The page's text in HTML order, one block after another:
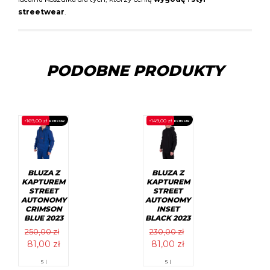
streetwear
PODOBNE PRODUKTY
PROMOCJA!
-169,00 zł
BLUZA Z
KAPTUREM
STREET
AUTONOMY
CRIMSON
BLUE 2023
250,00zł
Pierwotna
81,00 złAktualna
Ten
S |
PROMOCJA!
-149,00 zł
BLUZA Z
KAPTUREM
STREET
AUTONOMY
INSET
BLACK 2023
230,00zł
Pierwotna
81,00 złAktualna
Ten
S |